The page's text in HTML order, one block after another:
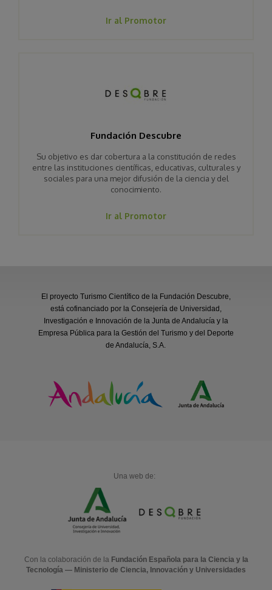
Ir al Promotor
Fundación Descubre
Su objetivo es dar cobertura a la constitución de redes
entre las instituciones científicas, educativas, culturales y
sociales para una mejor difusión de la ciencia y del
conocimiento.
Ir al Promotor
El proyecto Turismo Científico de la Fundación Descubre,
está cofinanciado por la Consejería de Universidad,
Investigación e Innovación de la Junta de Andalucía y la
Empresa Pública para la Gestión del Turismo y del Deporte
de Andalucía, S.A.
Una web de:
Con la colaboración de la Fundación Española para la Ciencia y la
Tecnología — Ministerio de Ciencia, Innovación y Universidades